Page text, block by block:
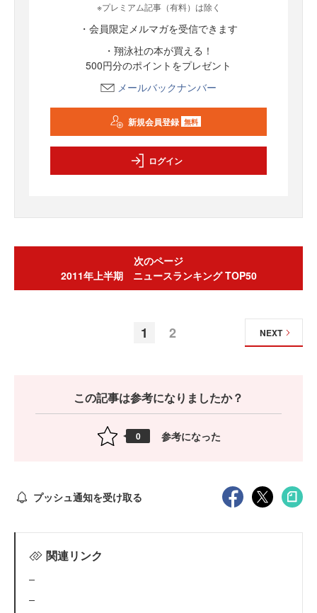
※プレミアム記事（有料）は除く
・会員限定メルマガを受信できます
・翔泳社の本が買える！
500円分のポイントをプレゼント
メールバックナンバー
新規会員登録 無料
ログイン
次のページ
2011年上半期 ニュースランキング TOP50
1 2 NEXT
この記事は参考になりましたか？
0 参考になった
プッシュ通知を受け取る
関連リンク